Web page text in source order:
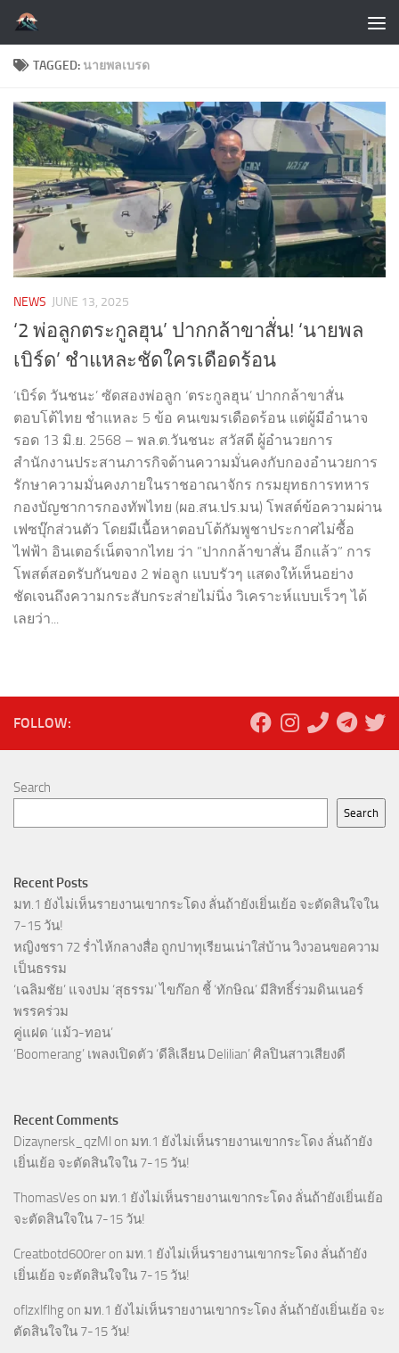
Skip to content
TAGGED: นายพลเบรด
NEWS JUNE 13, 2025
‘2 พ่อลูกตระกูลฮุน’ ปากกล้าขาสั่น! ‘นายพล
เบิร์ด’ ชำแหละชัดใครเดือดร้อน
‘เบิร์ด วันชนะ’ ซัดสองพ่อลูก ‘ตระกูลฮุน’ ปากกล้าขาสั่น
ตอบโต้ไทย ชำแหละ 5 ข้อ คนเขมรเดือดร้อน แต่ผู้มีอำนาจ
รอด 13 มิ.ย. 2568 – พล.ต.วันชนะ สวัสดี ผู้อำนวยการ
สำนักงานประสานภารกิจด้านความมั่นคงกับกองอำนวยการ
รักษาความมั่นคงภายในราชอาณาจักร กรมยุทธการทหาร
กองบัญชาการกองทัพไทย (ผอ.สน.ปร.มน) โพสต์ข้อความผ่าน
เฟซบุ๊กส่วนตัว โดยมีเนื้อหาตอบโต้กัมพูชาประกาศไม่ซื้อ
ไฟฟ้า อินเตอร์เน็ตจากไทย ว่า ”ปากกล้าขาสั่น อีกแล้ว” การ
โพสต์สอดรับกันของ 2 พ่อลูก แบบรัวๆ แสดงให้เห็นอย่าง
ชัดเจนถึงความกระสับกระส่ายไม่นิ่ง วิเคราะห์แบบเร็วๆ ได้
เลยว่า...
FOLLOW:
Search
Search
Recent Posts
มท.1 ยังไม่เห็นรายงานเขากระโดง ลั่นถ้ายังเยิ่นเย้อ จะตัดสินใจใน
7-15 วัน!
หญิงชรา 72 ร่ำไห้กลางสื่อ ถูกปาทุเรียนเน่าใส่บ้าน วิงวอนขอความ
เป็นธรรม
‘เฉลิมชัย’ แจงปม ‘สุธรรม’ ไขก๊อก ชี้ ‘ทักษิณ’ มีสิทธิ์ร่วมดินเนอร์
พรรคร่วม
คู่แฝด ‘แม้ว-ทอน’
‘Boomerang’ เพลงเปิดตัว ‘ดีลิเลียน Delilian’ ศิลปินสาวเสียงดี
Recent Comments
Dizaynersk_qzMl on มท.1 ยังไม่เห็นรายงานเขากระโดง ลั่นถ้ายัง
เยิ่นเย้อ จะตัดสินใจใน 7-15 วัน!
ThomasVes on มท.1 ยังไม่เห็นรายงานเขากระโดง ลั่นถ้ายังเยิ่นเย้อ
จะตัดสินใจใน 7-15 วัน!
Creatbotd600rer on มท.1 ยังไม่เห็นรายงานเขากระโดง ลั่นถ้ายัง
เยิ่นเย้อ จะตัดสินใจใน 7-15 วัน!
oflzxlflhg on มท.1 ยังไม่เห็นรายงานเขากระโดง ลั่นถ้ายังเยิ่นเย้อ จะ
ตัดสินใจใน 7-15 วัน!